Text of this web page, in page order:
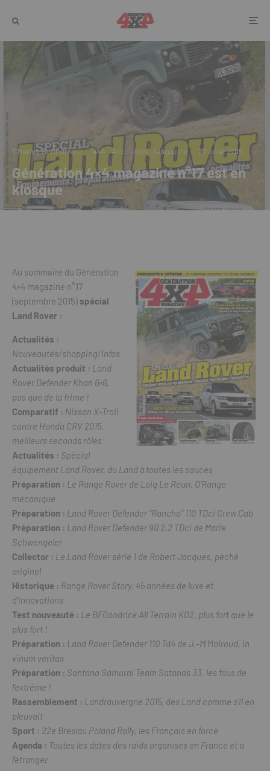
Charles Benhamou · 4x4 Actualités Magazine · 27 août 2015
Génération 4×4 magazine n°17 est en
kiosque
Au sommaire du Génération
4×4 magazine n°17
(septembre 2015) spécial
Land Rover :
Actualités :
Nouveautés/shopping/infos
Actualités produit : Land
Rover Defender Khan 6×6,
pas que de la frime !
Comparatif : Nissan X-Trail
contre Honda CRV 2015,
meilleurs seconds rôles
Actualités : Spécial
équipement Land Rover, du Land à toutes les sauces
Préparation : Le Range Rover de Loig Le Reun, O’Range
mécanique
Préparation : Land Rover Defender “Rancho” 110 TDci Crew Cab
Préparation : Land Rover Defender 90 2.2 TDci de Marie
Schwengeler
Collector : Le Land Rover série 1 de Robert Jacques, péché
originel
Historique : Range Rover Story, 45 années de luxe et
d’innovations
Test nouveauté : Le BFGoodrick All Terrain KO2, plus fort que le
plus fort !
Préparation : Land Rover Defender 110 Td4 de J.-M Moiroud, in
vinum veritas
Préparation : Santana Samurai Team Satanas 33, les fous de
l’extrême !
Rassemblement : Landrauvergne 2015, des Land comme s’il en
pleuvait
Sport : 22e Breslau Poland Rally, les Français en force
Agenda : Toutes les dates des raids organisés en France et à
l’étranger